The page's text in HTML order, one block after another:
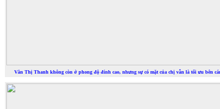
Văn Thị Thanh không còn ở phong độ đỉnh cao, nhưng sự có mặt của chị vẫn là tối ưu bên